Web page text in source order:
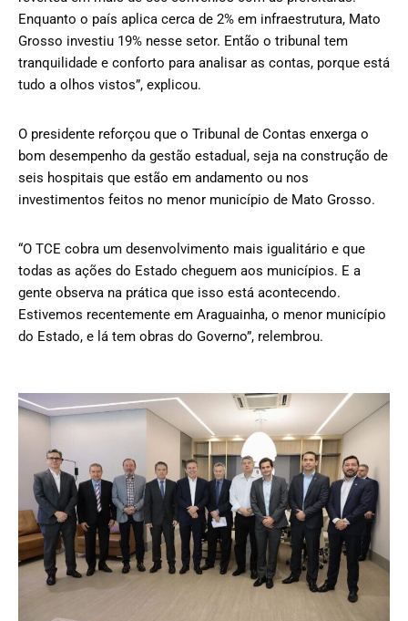
Enquanto o país aplica cerca de 2% em infraestrutura, Mato
Grosso investiu 19% nesse setor. Então o tribunal tem
tranquilidade e conforto para analisar as contas, porque está
tudo a olhos vistos”, explicou.
O presidente reforçou que o Tribunal de Contas enxerga o
bom desempenho da gestão estadual, seja na construção de
seis hospitais que estão em andamento ou nos
investimentos feitos no menor município de Mato Grosso.
“O TCE cobra um desenvolvimento mais igualitário e que
todas as ações do Estado cheguem aos municípios. E a
gente observa na prática que isso está acontecendo.
Estivemos recentemente em Araguainha, o menor município
do Estado, e lá tem obras do Governo”, relembrou.